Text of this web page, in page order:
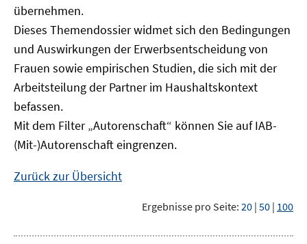
übernehmen.
Dieses Themendossier widmet sich den Bedingungen
und Auswirkungen der Erwerbsentscheidung von
Frauen sowie empirischen Studien, die sich mit der
Arbeitsteilung der Partner im Haushaltskontext
befassen.
Mit dem Filter „Autorenschaft“ können Sie auf IAB-
(Mit-)Autorenschaft eingrenzen.
Zurück zur Übersicht
Ergebnisse pro Seite: 20 | 50 | 100